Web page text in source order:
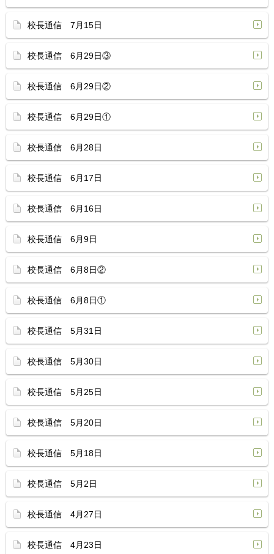
校長通信 7月15日
校長通信 6月29日③
校長通信 6月29日②
校長通信 6月29日①
校長通信 6月28日
校長通信 6月17日
校長通信 6月16日
校長通信 6月9日
校長通信 6月8日②
校長通信 6月8日①
校長通信 5月31日
校長通信 5月30日
校長通信 5月25日
校長通信 5月20日
校長通信 5月18日
校長通信 5月2日
校長通信 4月27日
校長通信 4月23日